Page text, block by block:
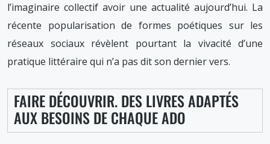
l’imaginaire collectif avoir une actualité aujourd’hui. La
récente popularisation de formes poétiques sur les
réseaux sociaux révèlent pourtant la vivacité d’une
pratique littéraire qui n’a pas dit son dernier vers.
FAIRE DÉCOUVRIR. DES LIVRES ADAPTÉS
AUX BESOINS DE CHAQUE ADO